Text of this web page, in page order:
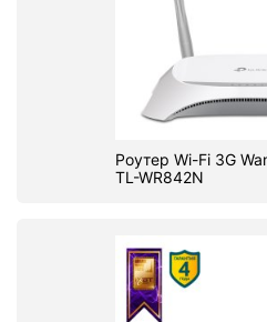
Роутер Wi-Fi 3G
TL-WR842N